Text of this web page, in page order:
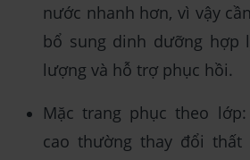
nước nhanh hơn, vì vậy
bổ sung dinh dưỡng hợp
lượng và hỗ trợ phục hồi.
Mặc trang phục theo
cao thường thay đổi thất